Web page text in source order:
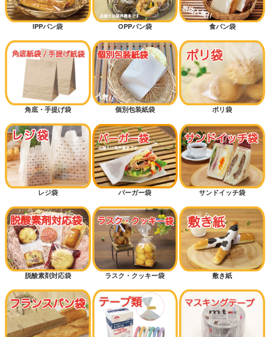
IPPパン袋 OPPパン袋 食パン袋
角底・手提げ袋 個別包装紙袋 ポリ袋
レジ袋 バーガー袋 サンドイッチ袋
脱酸素剤対応袋 ラスク・クッキー袋 敷き紙